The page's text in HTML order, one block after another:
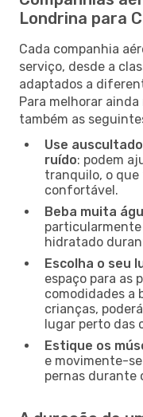
Londrina para
Cada companhia
serviço, desde a
adaptados a
Para melhorar
também as
Use
ruído: podem
tranquilo, o que
confortável.
Beba muita
hidratado
Escolha o seu
espaço para as
comodidades a
crianças,
lugar perto das
Estique os
e movimente-
pernas durante